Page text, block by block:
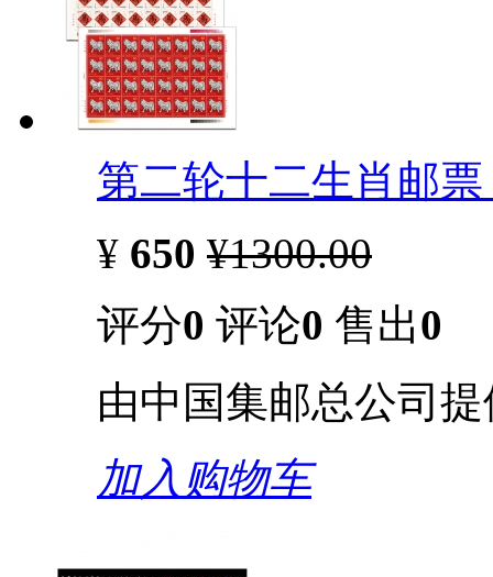
第二轮十二生肖邮
¥ 650 ¥1300.00
评分0 评论0 售出0
由中国集邮总公司
加入购物车